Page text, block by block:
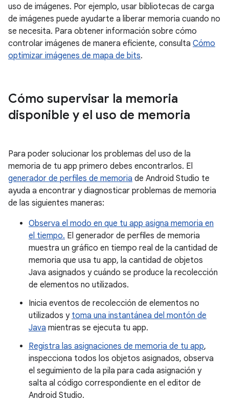
uso de imágenes. Por ejemplo, usar bibliotecas de carga
de imágenes puede ayudarte a liberar memoria cuando no
se necesita. Para obtener información sobre cómo
controlar imágenes de manera eficiente, consulta Cómo
optimizar imágenes de mapa de bits.
Cómo supervisar la memoria
disponible y el uso de memoria
Para poder solucionar los problemas del uso de la
memoria de tu app primero debes encontrarlos. El
generador de perfiles de memoria de Android Studio te
ayuda a encontrar y diagnosticar problemas de memoria
de las siguientes maneras:
Observa el modo en que tu app asigna memoria en
el tiempo. El generador de perfiles de memoria
muestra un gráfico en tiempo real de la cantidad de
memoria que usa tu app, la cantidad de objetos
Java asignados y cuándo se produce la recolección
de elementos no utilizados.
Inicia eventos de recolección de elementos no
utilizados y toma una instantánea del montón de
Java mientras se ejecuta tu app.
Registra las asignaciones de memoria de tu app,
inspecciona todos los objetos asignados, observa
el seguimiento de la pila para cada asignación y
salta al código correspondiente en el editor de
Android Studio.